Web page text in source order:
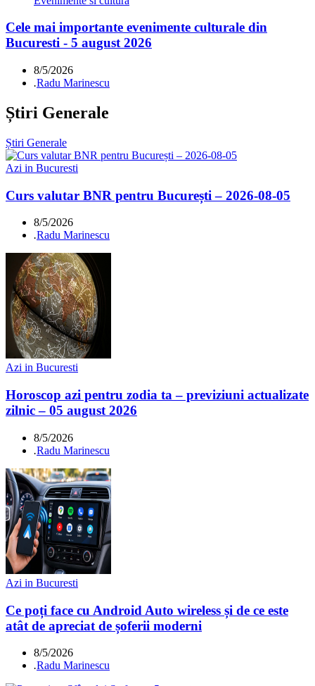
Cele mai importante evenimente culturale din
Bucuresti - 5 august 2026
8/5/2026
.Radu Marinescu
Știri Generale
Știri Generale
Azi in Bucuresti
Curs valutar BNR pentru București – 2026-08-05
8/5/2026
.Radu Marinescu
Azi in Bucuresti
Horoscop azi pentru zodia ta – previziuni actualizate
zilnic – 05 august 2026
8/5/2026
.Radu Marinescu
Azi in Bucuresti
Ce poți face cu Android Auto wireless și de ce este
atât de apreciat de șoferii moderni
8/5/2026
.Radu Marinescu